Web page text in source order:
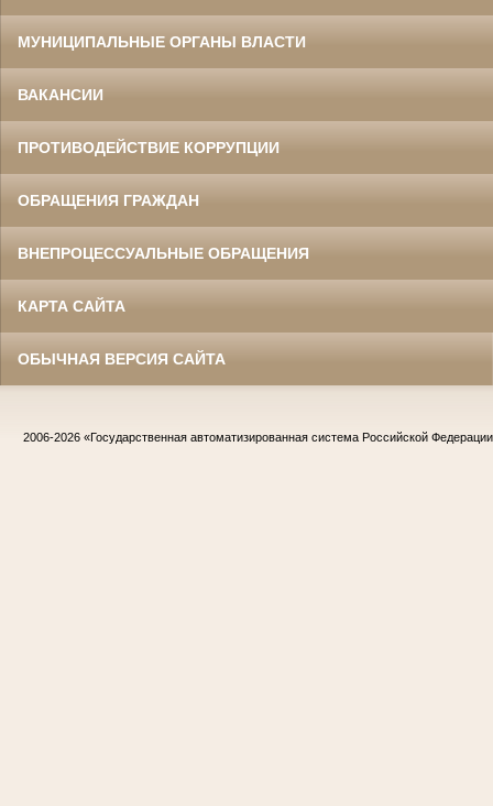
МУНИЦИПАЛЬНЫЕ ОРГАНЫ ВЛАСТИ
ВАКАНСИИ
ПРОТИВОДЕЙСТВИЕ КОРРУПЦИИ
ОБРАЩЕНИЯ ГРАЖДАН
ВНЕПРОЦЕССУАЛЬНЫЕ ОБРАЩЕНИЯ
КАРТА САЙТА
ОБЫЧНАЯ ВЕРСИЯ САЙТА
2006-2026 «Государственная автоматизированная система Российской